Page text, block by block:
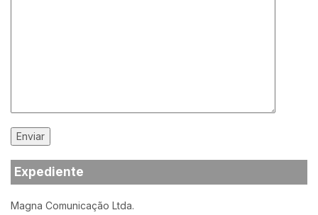
Expediente
Magna Comunicação Ltda.